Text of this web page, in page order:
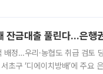
잔금대출 풀린다…은
배정…우리·농협도 취급 검토
초구 ‘디에이치방배’에 주